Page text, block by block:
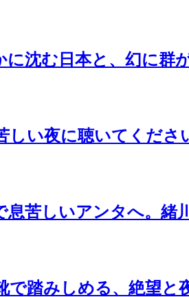
に沈む日本と、幻に群
しい夜に聴いてくださ
息苦しいアンタへ。緒
で踏みしめる、絶望と